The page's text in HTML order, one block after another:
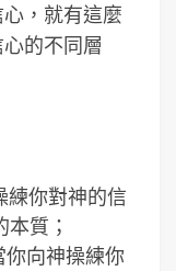
，就有這麼
的不同層
你對神的信
質；
向神操練你